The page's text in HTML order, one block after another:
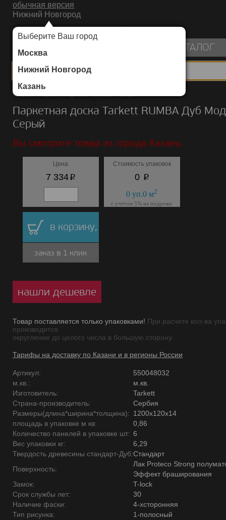
обычная версия
Нижний Новгород
Выберите Ваш город
Москва
Нижний Новгород
Казань
ИНТЕРНЕТ-МАГАЗИН НАПОЛЬНЫХ ПОКРЫТИЙ
КАТАЛОГ
Каталог/Паркетная доска/Tarkett/RUMBA
Паркетная доска Tarkett RUMBA Дуб
Серый
Вы смотрите товар из города Казань.
Цена
7 334p
Стоимость упаковок
0 p
0 уп.0 м2
с учётом 5% на подрезку
в корзину,
заказ в 1 клик
нашли дешевле
Товар поставляется только упаковками! При расчете кол-ва
производится
округление до целого числа в большую сторону.
Тарифы на доставку по Казани и в регионы России
Артикул:
550048032
м.кв.:
м.кв.
Изготовитель:
Tarkett
Страна-производитель:
Сербия
Размеры(длина*ширина*толщина): 1200х120х14
площадь в упаковке м кв:
0,86
Количество панелей в упаковке шт: 6
Вес упаковки кг:
6,29
Твердость древесины стандарт-Дуб:Стандарт
Поверхность:
Лак Proteco Strong
Эффект браширования
Замок:
T-lock
Срок службы лет:
30
Наличие фаски:
4-хсторонняя
Тип рисунка:
1-полосный